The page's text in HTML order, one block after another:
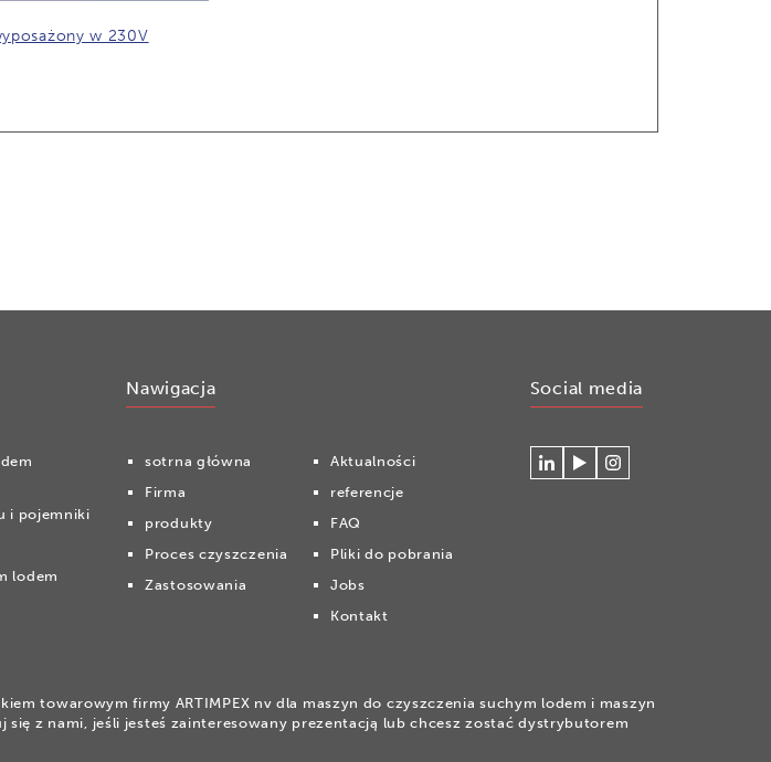
w 230V
i pojemniki
lodem
Nawigacja
sotrna główna
Firma
produkty
Proces czyszczenia
Zastosowania
Aktualności
referencje
FAQ
Pliki do pobrania
Jobs
Kontakt
Social media
Connecteer
WatchVolg
towarowym firmy ARTIMPEX nv dla maszyn do czyszczenia suchym lodem i maszyn
z nami, jeśli jesteś zainteresowany prezentacją lub chcesz zostać dystrybutorem